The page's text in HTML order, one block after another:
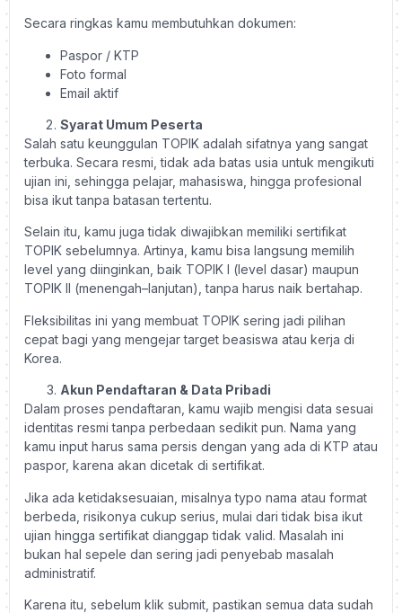
Secara ringkas kamu membutuhkan dokumen:
Paspor / KTP
Foto formal
Email aktif
Syarat Umum Peserta
Salah satu keunggulan TOPIK adalah sifatnya yang sangat
terbuka. Secara resmi, tidak ada batas usia untuk mengikuti
ujian ini, sehingga pelajar, mahasiswa, hingga profesional
bisa ikut tanpa batasan tertentu.
Selain itu, kamu juga tidak diwajibkan memiliki sertifikat
TOPIK sebelumnya. Artinya, kamu bisa langsung memilih
level yang diinginkan, baik TOPIK I (level dasar) maupun
TOPIK II (menengah–lanjutan), tanpa harus naik bertahap.
Fleksibilitas ini yang membuat TOPIK sering jadi pilihan
cepat bagi yang mengejar target beasiswa atau kerja di
Korea.
Akun Pendaftaran & Data Pribadi
Dalam proses pendaftaran, kamu wajib mengisi data sesuai
identitas resmi tanpa perbedaan sedikit pun. Nama yang
kamu input harus sama persis dengan yang ada di KTP atau
paspor, karena akan dicetak di sertifikat.
Jika ada ketidaksesuaian, misalnya typo nama atau format
berbeda, risikonya cukup serius, mulai dari tidak bisa ikut
ujian hingga sertifikat dianggap tidak valid. Masalah ini
bukan hal sepele dan sering jadi penyebab masalah
administratif.
Karena itu, sebelum klik submit, pastikan semua data sudah